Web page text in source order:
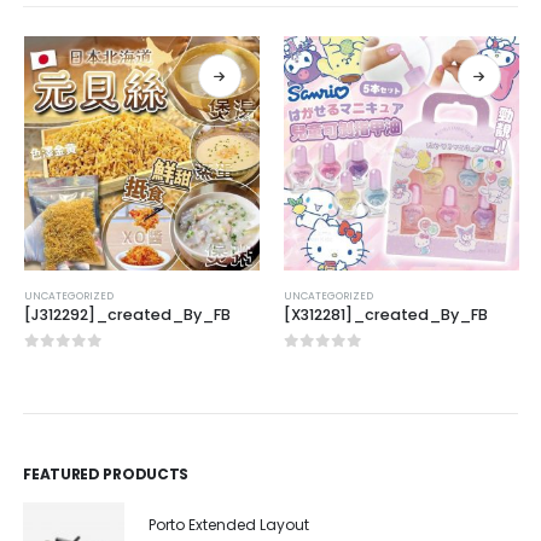
UNCATEGORIZED
[J312292]_created_By_FB
UNCATEGORIZED
[X312281]_created_By_FB
FEATURED PRODUCTS
Porto Extended Layout